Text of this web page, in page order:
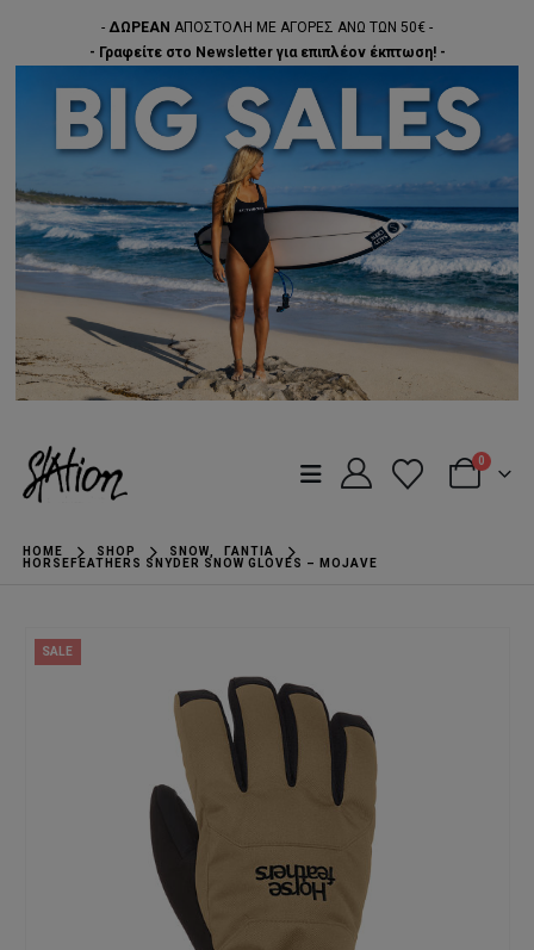
- ΔΩΡΕΑΝ ΑΠΟΣΤΟΛΗ ΜΕ ΑΓΟΡΕΣ ΑΝΩ ΤΩΝ 50€ -
- Γραφείτε στο Newsletter για επιπλέον έκπτωση! -
0
HOME SHOP SNOW,
ΓΆΝΤΙΑ
HORSEFEATHERS SNYDER SNOW GLOVES – MOJAVE
SALE